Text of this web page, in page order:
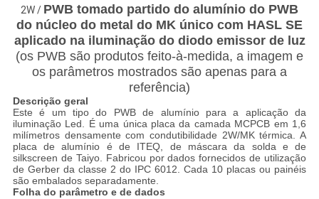
2W / PWB tomado partido do alumínio do PWB
do núcleo do metal do MK único com HASL SE
aplicado na iluminação do diodo emissor de luz
(os PWB são produtos feito-à-medida, a imagem e
os parâmetros mostrados são apenas para a
referência)
Descrição geral
Este é um tipo do PWB de alumínio para a aplicação da
iluminação Led. É uma única placa da camada MCPCB em 1,6
milímetros densamente com condutibilidade 2W/MK térmica. A
placa de alumínio é de ITEQ, de máscara da solda e de
silkscreen de Taiyo. Fabricou por dados fornecidos de utilização
de Gerber da classe 2 do IPC 6012. Cada 10 placas ou painéis
são embalados separadamente.
Folha do parâmetro e de dados